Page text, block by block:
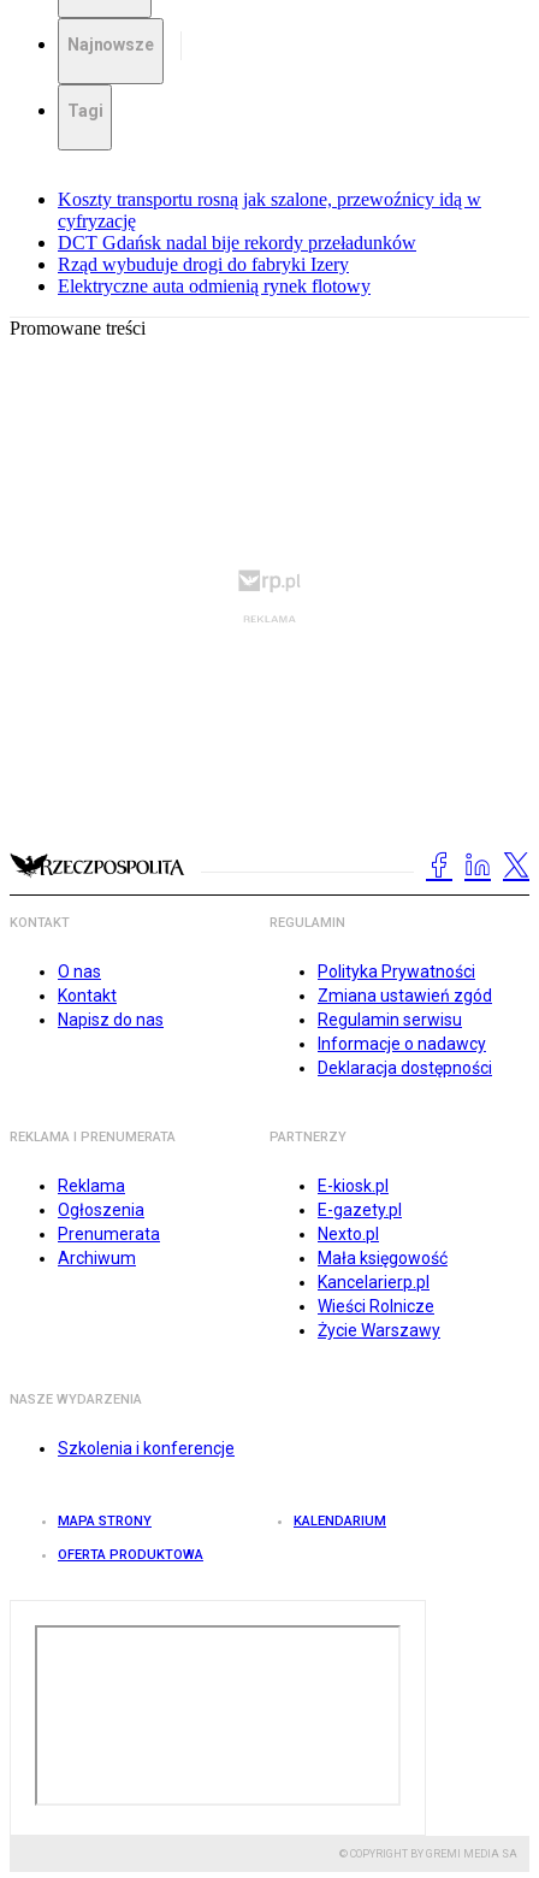
Najnowsze
Tagi
Koszty transportu rosną jak szalone, przewoźnicy idą w
cyfryzację
DCT Gdańsk nadal bije rekordy przeładunków
Rząd wybuduje drogi do fabryki Izery
Elektryczne auta odmienią rynek flotowy
Promowane treści
KONTAKT
O nas
Kontakt
Napisz do nas
REGULAMIN
Polityka Prywatności
Zmiana ustawień zgód
Regulamin serwisu
Informacje o nadawcy
Deklaracja dostępności
REKLAMA I PRENUMERATA
Reklama
Ogłoszenia
Prenumerata
Archiwum
PARTNERZY
E-kiosk.pl
E-gazety.pl
Nexto.pl
Mała księgowość
Kancelarierp.pl
Wieści Rolnicze
Życie Warszawy
NASZE WYDARZENIA
Szkolenia i konferencje
MAPA STRONY KALENDARIUM
OFERTA PRODUKTOWA
© COPYRIGHT BY GREMI MEDIA SA